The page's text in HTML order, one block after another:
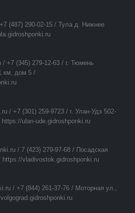
(487) 290-02-15 / Тула д. Нижнее
/ +7 (345) 279-12-63 / г. Тюмень
км, дом 5 /
/ +7 (301) 259-9723 / г. Улан-Удэ 502-
ulan-ude.gidroshponki.ru
/ 7 (423) 279-97-68 / Посадская
vladivostok.gidroshponki.ru
/ +7 (844) 261-37-76 / Моторная ул.,